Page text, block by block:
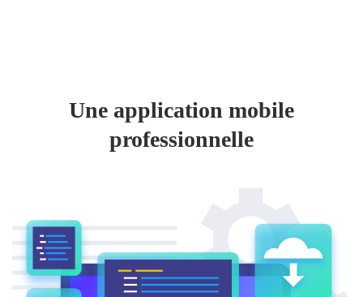
Une application mobile
professionnelle